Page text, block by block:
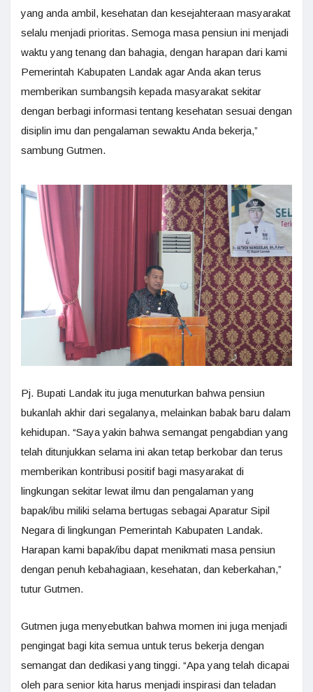
yang anda ambil, kesehatan dan kesejahteraan masyarakat
selalu menjadi prioritas. Semoga masa pensiun ini menjadi
waktu yang tenang dan bahagia, dengan harapan dari kami
Pemerintah Kabupaten Landak agar Anda akan terus
memberikan sumbangsih kepada masyarakat sekitar
dengan berbagi informasi tentang kesehatan sesuai dengan
disiplin imu dan pengalaman sewaktu Anda bekerja,”
sambung Gutmen.
Pj. Bupati Landak itu juga menuturkan bahwa pensiun
bukanlah akhir dari segalanya, melainkan babak baru dalam
kehidupan. “Saya yakin bahwa semangat pengabdian yang
telah ditunjukkan selama ini akan tetap berkobar dan terus
memberikan kontribusi positif bagi masyarakat di
lingkungan sekitar lewat ilmu dan pengalaman yang
bapak/ibu miliki selama bertugas sebagai Aparatur Sipil
Negara di lingkungan Pemerintah Kabupaten Landak.
Harapan kami bapak/ibu dapat menikmati masa pensiun
dengan penuh kebahagiaan, kesehatan, dan keberkahan,”
tutur Gutmen.
Gutmen juga menyebutkan bahwa momen ini juga menjadi
pengingat bagi kita semua untuk terus bekerja dengan
semangat dan dedikasi yang tinggi. “Apa yang telah dicapai
oleh para senior kita harus menjadi inspirasi dan teladan